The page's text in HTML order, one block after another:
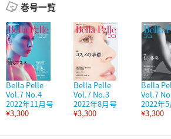
巻号一覧
Bella Pelle
Vol.7 No.4
2022年11月号
¥3,300
Bella Pelle
Vol.7 No.3
2022年8月号
¥3,300
Bella
Vol.7
2022年
¥3,300